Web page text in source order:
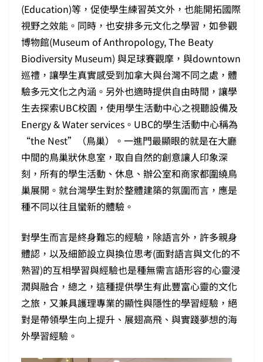
(Education)等，促使學生練習英文外，也能開拓國際
視野之效能。同時，也安排多元文化之學習，如參觀
博物館(Museum of Anthropology, The Beaty
Biodiversity Museum) 與足球賽觀摩，與downtown
巡禮，讓學生真實感受到加拿大與台灣不同之處，體
驗多元文化之內涵。另外也適時提供自由時間，讓學
生去探索UBC校園，使用學生活動中心之視聽設備及
Energy & Water services。UBC的學生活動中心稱為
“the Nest”（鳥巢）。一進門最顯眼的就是在大廳
中間的鳥巢狀休息室，取自自然的創意讓人印象深
刻，所有的學生活動、休息、辦公室和商家都圍繞鳥
巢展開。就台灣學生對於整體建築的氛圍而言，應是
種不同以往且蠻新的體驗。
對學生而言是終身難忘的經驗，除語言外，許多親身
體認，以及細節設立與換位思考(面對語言與文化的不
熟習)的互相學習與經驗也是種無需言語形容的心靈浸
潤與融合，總之，這種提供學生有此豐富心靈的文化
之旅，又兼具護理專業的顯性與隱性的學習經驗，絕
對是帶領學生向上提升、展翅高飛、與實踐夢想的海
外學習經驗。